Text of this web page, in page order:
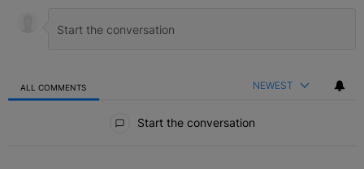
ALL COMMENTS NEWEST
Start the conversation